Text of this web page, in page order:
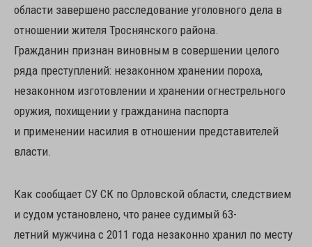
области завершено расследование уголовного дела в
отношении жителя Троснянского района.
Гражданин признан виновным в совершении целого
ряда преступлений: незаконном хранении пороха,
незаконном изготовлении и хранении огнестрельного
оружия, похищении у гражданина паспорта
и применении насилия в отношении представителей
власти.
Как сообщает СУ СК по Орловской области, следствием
и судом установлено, что ранее судимый 63-
летний мужчина с 2011 года незаконно хранил по месту